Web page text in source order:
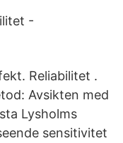
-
Reliabilitet .
Avsikten med
Lysholms
sensitivitet